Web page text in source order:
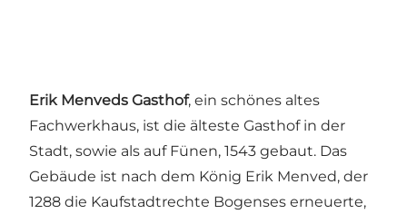
Erik Menveds Gasthof, ein schönes altes
Fachwerkhaus, ist die älteste Gasthof in der
Stadt, sowie als auf Fünen, 1543 gebaut. Das
Gebäude ist nach dem König Erik Menved, der
1288 die Kaufstadtrechte Bogenses erneuerte,